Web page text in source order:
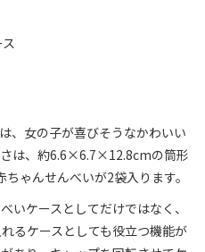
、女の子が喜びそうなかわいい
さは、約6.6×6.7×12.8cmの筒形
ゃんせんべいが2袋入ります。
いケースとしてだけではなく、
るケースとしても役立つ機能が